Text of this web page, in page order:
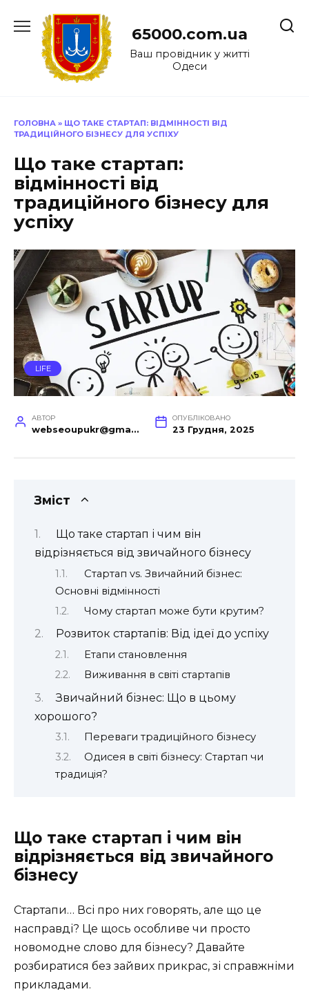
до
65000.com.ua
Ваш провідник у житті
Одеси
ГОЛОВНА » ЩО ТАКЕ СТАРТАП: ВІДМІННОСТІ ВІД
ТРАДИЦІЙНОГО БІЗНЕСУ ДЛЯ УСПІХУ
Що таке стартап:
відмінності від
традиційного бізнесу для
успіху
LIFE
АВТОР
webseoupukr@gmail.com
ОПУБЛІКОВАНО
23 Грудня, 2025
Зміст
Що таке стартап і чим він
відрізняється від звичайного бізнесу
Стартап vs. Звичайний бізнес:
Основні відмінності
Чому стартап може бути крутим?
Розвиток стартапів: Від ідеї до успіху
Етапи становлення
Виживання в світі стартапів
Звичайний бізнес: Що в цьому
хорошого?
Переваги традиційного бізнесу
Одисея в світі бізнесу: Стартап чи
традиція?
Що таке стартап і чим він
відрізняється від звичайного
бізнесу
Стартапи… Всі про них говорять, але що це
насправді? Це щось особливе чи просто
новомодне слово для бізнесу? Давайте
розбиратися без зайвих прикрас, зі справжніми
прикладами.